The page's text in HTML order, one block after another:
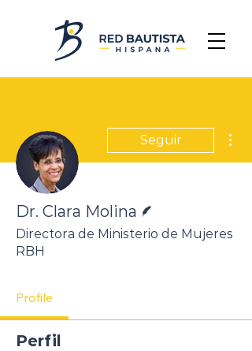
Seguir
Dr. Clara Molina
Directora de Ministerio de Mujeres
RBH
Profile
Perfil